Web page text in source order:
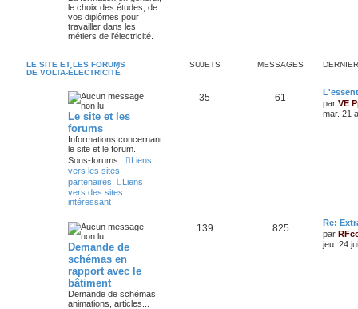
le choix des études, de
vos diplômes pour
travailler dans les
métiers de l’électricité.
LE SITE ET LES FORUMS
DE VOLTA-ÉLECTRICITÉ
SUJETS MESSAGES
Le site et les
forums
Informations concernant
le site et le forum.
Sous-forums :
Liens
vers les sites
partenaires
Liens
vers des sites
intéressant
35 61
par VE
mar. 21
Demande de
schémas en
rapport avec le
bâtiment
Demande de schémas,
animations, articles...
139 825
Re:
par
jeu. 24